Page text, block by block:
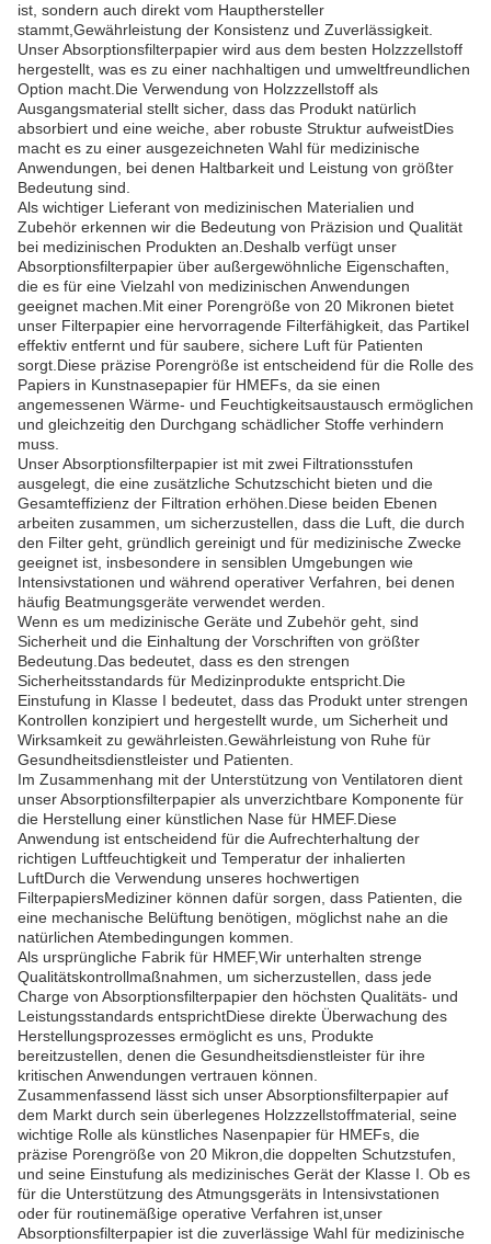
ist, sondern auch direkt vom Haupthersteller
stammt,Gewährleistung der Konsistenz und Zuverlässigkeit.
Unser Absorptionsfilterpapier wird aus dem besten Holzzzellstoff
hergestellt, was es zu einer nachhaltigen und umweltfreundlichen
Option macht.Die Verwendung von Holzzzellstoff als
Ausgangsmaterial stellt sicher, dass das Produkt natürlich
absorbiert und eine weiche, aber robuste Struktur aufweistDies
macht es zu einer ausgezeichneten Wahl für medizinische
Anwendungen, bei denen Haltbarkeit und Leistung von größter
Bedeutung sind.
Als wichtiger Lieferant von medizinischen Materialien und
Zubehör erkennen wir die Bedeutung von Präzision und Qualität
bei medizinischen Produkten an.Deshalb verfügt unser
Absorptionsfilterpapier über außergewöhnliche Eigenschaften,
die es für eine Vielzahl von medizinischen Anwendungen
geeignet machen.Mit einer Porengröße von 20 Mikronen bietet
unser Filterpapier eine hervorragende Filterfähigkeit, das Partikel
effektiv entfernt und für saubere, sichere Luft für Patienten
sorgt.Diese präzise Porengröße ist entscheidend für die Rolle des
Papiers in Kunstnasepapier für HMEFs, da sie einen
angemessenen Wärme- und Feuchtigkeitsaustausch ermöglichen
und gleichzeitig den Durchgang schädlicher Stoffe verhindern
muss.
Unser Absorptionsfilterpapier ist mit zwei Filtrationsstufen
ausgelegt, die eine zusätzliche Schutzschicht bieten und die
Gesamteffizienz der Filtration erhöhen.Diese beiden Ebenen
arbeiten zusammen, um sicherzustellen, dass die Luft, die durch
den Filter geht, gründlich gereinigt und für medizinische Zwecke
geeignet ist, insbesondere in sensiblen Umgebungen wie
Intensivstationen und während operativer Verfahren, bei denen
häufig Beatmungsgeräte verwendet werden.
Wenn es um medizinische Geräte und Zubehör geht, sind
Sicherheit und die Einhaltung der Vorschriften von größter
Bedeutung.Das bedeutet, dass es den strengen
Sicherheitsstandards für Medizinprodukte entspricht.Die
Einstufung in Klasse I bedeutet, dass das Produkt unter strengen
Kontrollen konzipiert und hergestellt wurde, um Sicherheit und
Wirksamkeit zu gewährleisten.Gewährleistung von Ruhe für
Gesundheitsdienstleister und Patienten.
Im Zusammenhang mit der Unterstützung von Ventilatoren dient
unser Absorptionsfilterpapier als unverzichtbare Komponente für
die Herstellung einer künstlichen Nase für HMEF.Diese
Anwendung ist entscheidend für die Aufrechterhaltung der
richtigen Luftfeuchtigkeit und Temperatur der inhalierten
LuftDurch die Verwendung unseres hochwertigen
FilterpapiersMediziner können dafür sorgen, dass Patienten, die
eine mechanische Belüftung benötigen, möglichst nahe an die
natürlichen Atembedingungen kommen.
Als ursprüngliche Fabrik für HMEF,Wir unterhalten strenge
Qualitätskontrollmaßnahmen, um sicherzustellen, dass jede
Charge von Absorptionsfilterpapier den höchsten Qualitäts- und
Leistungsstandards entsprichtDiese direkte Überwachung des
Herstellungsprozesses ermöglicht es uns, Produkte
bereitzustellen, denen die Gesundheitsdienstleister für ihre
kritischen Anwendungen vertrauen können.
Zusammenfassend lässt sich unser Absorptionsfilterpapier auf
dem Markt durch sein überlegenes Holzzzellstoffmaterial, seine
wichtige Rolle als künstliches Nasenpapier für HMEFs, die
präzise Porengröße von 20 Mikron,die doppelten Schutzstufen,
und seine Einstufung als medizinisches Gerät der Klasse I. Ob es
für die Unterstützung des Atmungsgeräts in Intensivstationen
oder für routinemäßige operative Verfahren ist,unser
Absorptionsfilterpapier ist die zuverlässige Wahl für medizinische